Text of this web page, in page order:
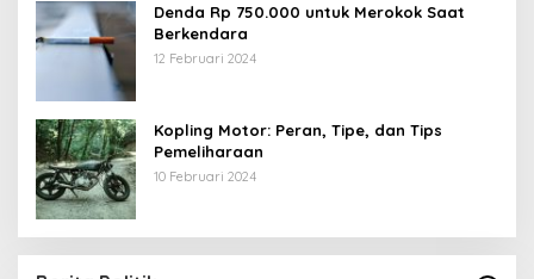
Denda Rp 750.000 untuk Merokok Saat
Berkendara
12 Februari 2024
Kopling Motor: Peran, Tipe, dan Tips
Pemeliharaan
10 Februari 2024